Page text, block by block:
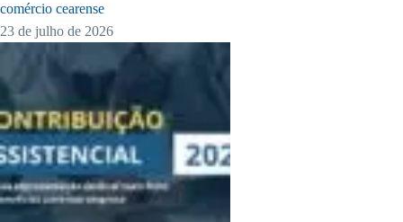
comércio cearense
23 de julho de 2026